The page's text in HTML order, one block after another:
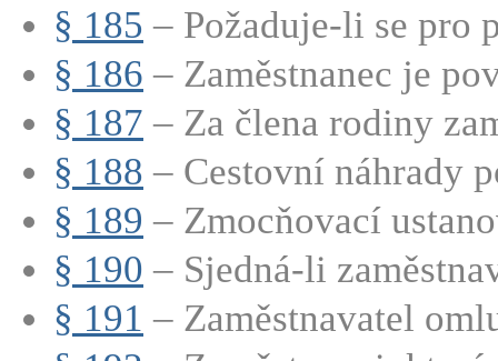
§ 185 – Požaduje-li se pro
§ 186 – Zaměstnanec je
§ 187 – Za člena rodiny
§ 188 – Cestovní náhrady
§ 189 – Zmocňovací
§ 190 – Sjedná-li
§ 191 – Zaměstnavatel